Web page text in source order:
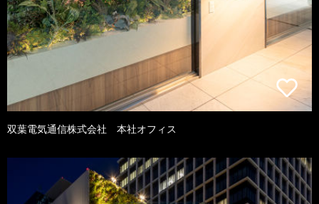
双葉電気通信株式会社 本社オフィス